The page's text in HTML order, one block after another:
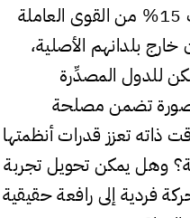
تشير الإحصاءات إلى أن ما يقارب 15% من القوى العاملة
بلدانهم الأصلية،
للدول المصدِّرة
بصورة تضمن مصلحة
ذاته تعزز قدرات أنظمتها
وهل يمكن تحويل تجربة
فردية إلى رافعة حقيقية